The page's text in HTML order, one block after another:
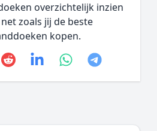
overzichtelijk inzien
zoals jij de beste
kopen.
Redditlinkedinwhatsapp
telegram